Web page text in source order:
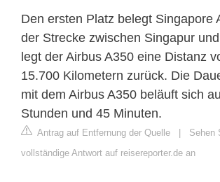
Den ersten Platz belegt Singapore
der Strecke zwischen Singapur
legt der Airbus A350 eine Distanz
15.700 Kilometern zurück. Die
mit dem Airbus A350 beläuft sich
Stunden und 45 Minuten.
Antrag auf Entfernung der Quelle
Sehen
vollständige Antwort auf reisereporter.de an